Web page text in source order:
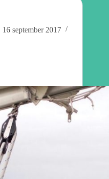
16 september 2017